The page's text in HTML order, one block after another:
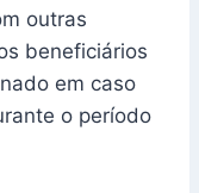
outras
beneficiários
em caso
o período